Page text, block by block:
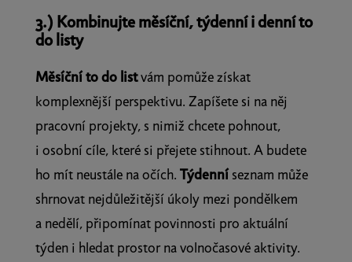
3.) Kombinujte měsíční, týdenní i denní to
do listy
Měsíční to do listvám pomůže získat
komplexnější perspektivu. Zapíšete si na něj
pracovní projekty, s nimiž chcete pohnout,
i osobní cíle, které si přejete stihnout. A budete
ho mít neustále na očích. Týdenní seznam může
shrnovat nejdůležitější úkoly mezi pondělkem
a nedělí, připomínat povinnosti pro aktuální
týden i hledat prostor na volnočasové aktivity.